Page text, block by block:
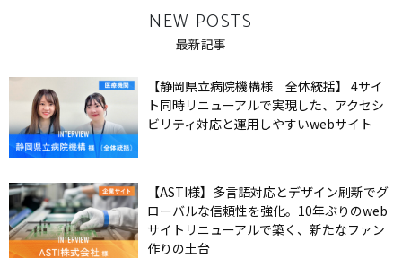
NEW POSTS
最新記事
【静岡県立病院機構様 全体統括】 4サイ
ト同時リニューアルで実現した、アクセシ
ビリティ対応と運用しやすいwebサイト
【ASTI様】多言語対応とデザイン刷新でグ
ローバルな信頼性を強化。10年ぶりのweb
サイトリニューアルで築く、新たなファン
作りの土台